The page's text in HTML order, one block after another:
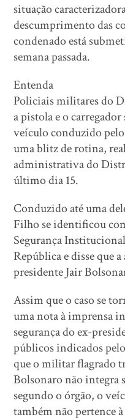
situação
descumprimento das
condenado está
semana passada.
Entenda
Policiais militares do
a pistola e o
veículo conduzido
uma blitz de rotina,
administrativa do
último dia 15.
Conduzido até uma
Filho se identificou
Segurança
República e disse que
presidente Jair
Assim que o caso se
uma nota à imprensa
segurança do ex-
públicos indicados
que o militar flagrado
Bolsonaro não integra
segundo o órgão, o
também não pertence